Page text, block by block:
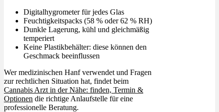
Digitalhygrometer für jedes Glas
Feuchtigkeitspacks (58 % oder 62 % RH)
Dunkle Lagerung, kühl und gleichmäßig
temperiert
Keine Plastikbehälter: diese können den
Geschmack beeinflussen
Wer medizinischen Hanf verwendet und Fragen
zur rechtlichen Situation hat, findet beim
Cannabis Arzt in der Nähe: finden, Termin &
Optionen die richtige Anlaufstelle für eine
professionelle Beratung.